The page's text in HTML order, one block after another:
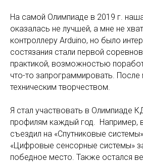
На самой Олимпиаде в 2019 г.
оказалась не лучшей, а мне не
контроллеру Arduino, но было
состязания стали первой
практикой, возможностью
что-то запрограммировать.
техническим творчеством.
Я стал участвовать в Олимпиаде
профилям каждый год. Например,
съездил на «Спутниковые
«Цифровые сенсорные системы»
победное место. Также остался